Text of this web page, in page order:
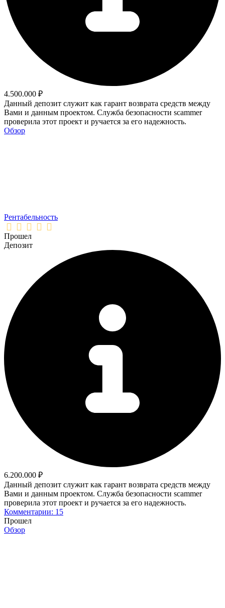
4.500.000 ₽
Данный депозит служит как гарант возврата средств между
Вами и данным проектом. Служба безопасности scammer
проверила этот проект и ручается за его надежность.
Обзор
Рентабельность
Прошел
Депозит
6.200.000 ₽
Данный депозит служит как гарант возврата средств между
Вами и данным проектом. Служба безопасности scammer
проверила этот проект и ручается за его надежность.
Комментарии: 15
Прошел
Обзор